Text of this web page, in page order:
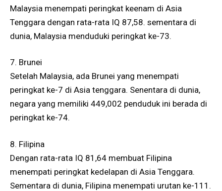
Malaysia menempati peringkat keenam di Asia
Tenggara dengan rata-rata IQ 87,58. sementara di
dunia, Malaysia menduduki peringkat ke-73.
7. Brunei
Setelah Malaysia, ada Brunei yang menempati
peringkat ke-7 di Asia tenggara. Senentara di dunia,
negara yang memiliki 449,002 penduduk ini berada di
peringkat ke-74.
8. Filipina
Dengan rata-rata IQ 81,64 membuat Filipina
menempati peringkat kedelapan di Asia Tenggara.
Sementara di dunia, Filipina menempati urutan ke-111.